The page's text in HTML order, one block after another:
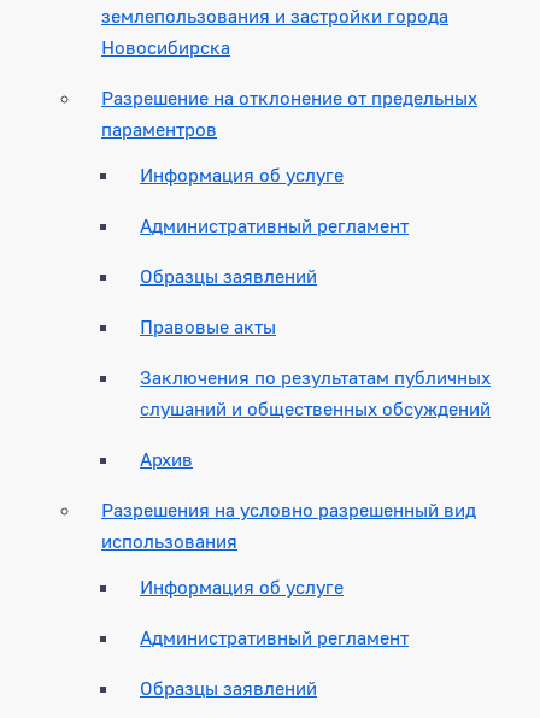
землепользования и застройки города
Новосибирска
Разрешение на отклонение от предельных
параментров
Информация об услуге
Административный регламент
Образцы заявлений
Правовые акты
Заключения по результатам публичных
слушаний и общественных обсуждений
Архив
Разрешения на условно разрешенный вид
использования
Информация об услуге
Административный регламент
Образцы заявлений